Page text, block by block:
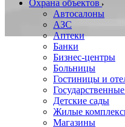
Охрана объектов
Автосалоны
АЗС
Аптеки
Банки
Бизнес-центры
Больницы
Гостиницы и
Детские сады
Жилые
Магазины